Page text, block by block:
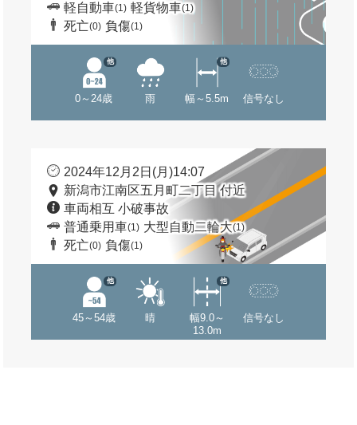
軽自動車(1) 軽貨物車(1)
死亡(0) 負傷(1)
0～24歳
他
雨 幅～5.5m
他
信号なし
2024年12月2日(月)14:07
新潟市江南区五月町二丁目 付近
車両相互 小破事故
普通乗用車(1) 大型自動二輪大(1)
死亡(0) 負傷(1)
45～54歳
他
晴
幅9.0～
13.0m
他
信号なし